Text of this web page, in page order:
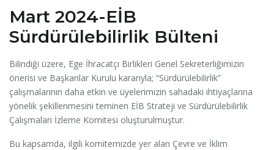
Mart 2024-EİB
Sürdürülebilirlik Bülteni
Bilindiği üzere, Ege İhracatçı Birlikleri Genel Sekreterliğimizin
önerisi ve Başkanlar Kurulu kararıyla; “Sürdürülebilirlik”
çalışmalarının daha etkin ve üyelerimizin sahadaki ihtiyaçlarına
yönelik şekillenmesini teminen EİB Strateji ve Sürdürülebilirlik
Çalışmaları İzleme Komitesi oluşturulmuştur.
Bu kapsamda, ilgili komitemizde yer alan Çevre ve İklim